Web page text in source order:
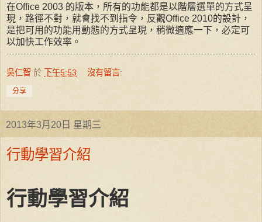
在Office 2003 的版本，所有的功能都是以階層選單的方式呈
現，路徑不對，就會找不到指令，反觀Office 2010的設計，
是把可用的功能用動態的方式呈現，稍微適應一下，必定可
以加快工作效率。
吳仁智 於 下午5:53 沒有留言:
分享
2013年3月20日 星期三
行動學習介紹
行動學習介紹